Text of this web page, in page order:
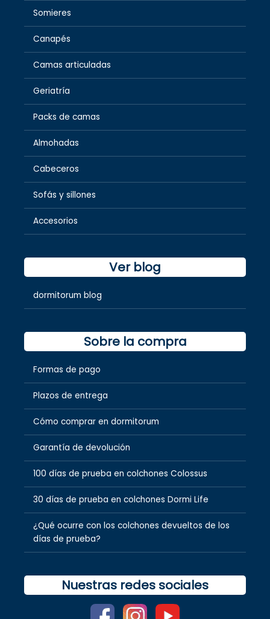
Somieres
Canapés
Camas articuladas
Geriatría
Packs de camas
Almohadas
Cabeceros
Sofás y sillones
Accesorios
Ver blog
dormitorum blog
Sobre la compra
Formas de pago
Plazos de entrega
Cómo comprar en dormitorum
Garantía de devolución
100 días de prueba en colchones Colossus
30 días de prueba en colchones Dormi Life
¿Qué ocurre con los colchones devueltos de los
días de prueba?
Nuestras redes sociales